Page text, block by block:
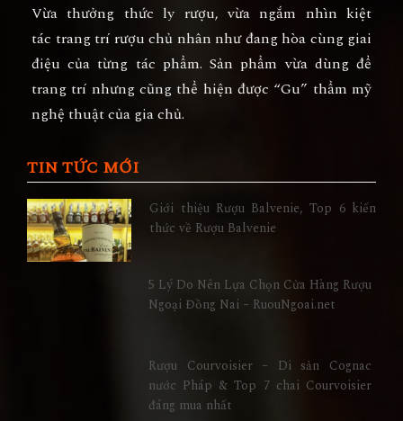
Vừa thưởng thức ly rượu, vừa ngắm nhìn kiệt
tác trang trí rượu chủ nhân như đang hòa cùng giai
điệu của từng tác phẩm. Sản phẩm vừa dùng để
trang trí nhưng cũng thể hiện được “Gu” thẩm mỹ
nghệ thuật của gia chủ.
TIN TỨC MỚI
Giới thiệu Rượu Balvenie, Top 6 kiến
thức về Rượu Balvenie
5 Lý Do Nên Lựa Chọn Cửa Hàng Rượu
Ngoại Đồng Nai – RuouNgoai.net
Rượu Courvoisier – Di sản Cognac
nước Pháp & Top 7 chai Courvoisier
đáng mua nhất